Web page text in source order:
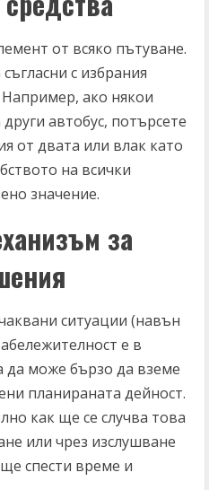
от всяко пътуване.
с избрания
ако някои
автобус, потърсете
от двата или влак като
на всички
значение.
за
ситуации (навън
е в
да може бързо да вземе
планираната дейност.
как ще се случва това
или чрез изслушване
спести време и